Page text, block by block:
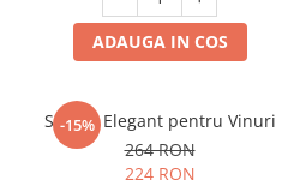
ADAUGA IN COS
-15%
Suport Elegant pentru Vinuri
264 RON
224 RON